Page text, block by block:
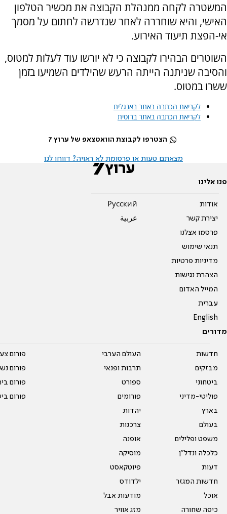
המשטרה לקחה ממנהלת הקבוצה את מכשיר הטלפון
האישי, והיא שוחררה לאחר שנדרשה לחתום על מסמך
אי-הפצת תיעוד האירוע.
השוטרים הבהירו לקבוצה כי לא יורשו עוד לעלות למטוס,
והסיבה שניתנה הייתה הרעש שהילדים השמיעו בזמן
ששרו במטוס.
לקריאת הכתבה באתר באנגלית
לקריאת הכתבה באתר ברוסית
הצטרפו לקבוצת הוואטצאפ של ערוץ 7
מצאתם טעות או פרסומת לא ראויה? דווחו לנו
פנו אלינו
אודות
יצירת קשר
פרסמו אצלנו
תנאי שימוש
מדיניות פרטיות
הצהרת נגישות
המייל האדום
עברית
English
Pусский
عربية
מדורים
חדשות
מבזקים
ביטחוני
פוליטי-מדיני
בארץ
בעולם
משפט ופלילים
כלכלה ונדל"ן
דעות
חדשות המגזר
אוכל
כיפה שחורה
העולם הערבי
תרבות ופנאי
ספורט
פורומים
יהדות
צרכנות
אופנה
מוסיקה
פיוטקאסט
ילדודס
מודעות אבל
מזג אוויר
פורום
פורום
פורום
פורום